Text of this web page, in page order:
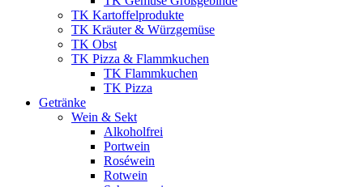
TK Kartoffelprodukte
TK Kräuter & Würzgemüse
TK Obst
TK Pizza & Flammkuchen
TK Flammkuchen
TK Pizza
Getränke
Wein & Sekt
Alkoholfrei
Portwein
Roséwein
Rotwein